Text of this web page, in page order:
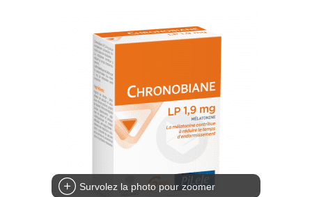
médicaux
Corps
Homme
Solaire
Visage
NOS
SPÉCIALITÉS
INFORMATIONS
UTILES
PHARMACIES
DE GARDE
Survolez la photo pour zoomer